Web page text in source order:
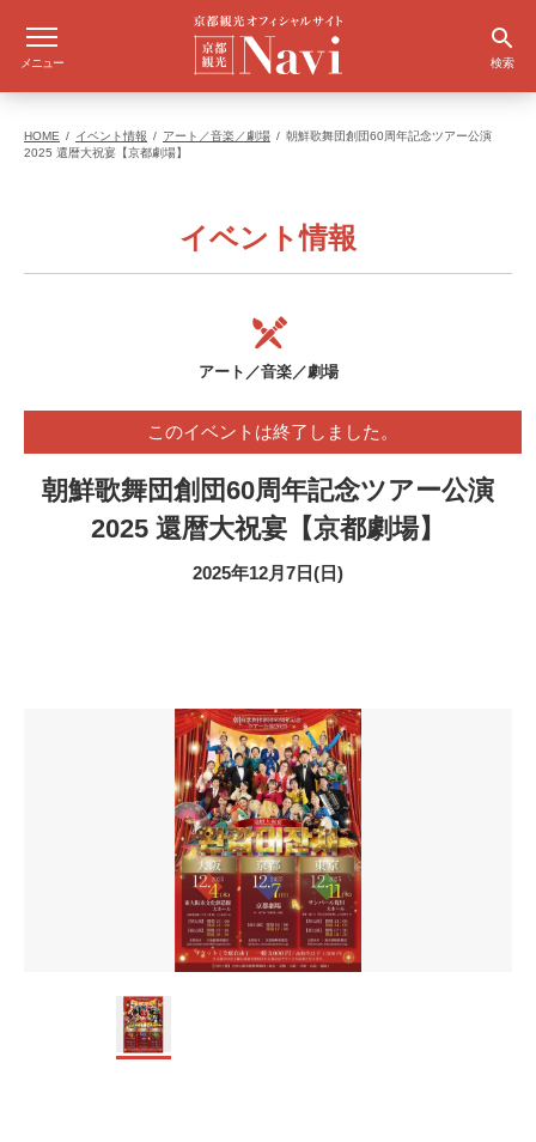
メニュー 検索
HOME イベント情報 アート／音楽／劇場
朝鮮歌舞団創団60周年記念ツアー公演
2025 還暦大祝宴【京都劇場】
イベント情報
アート／音楽／劇場
このイベントは終了しました。
朝鮮歌舞団創団60周年記念ツアー公演
2025 還暦大祝宴【京都劇場】
2025年12月7日(日)